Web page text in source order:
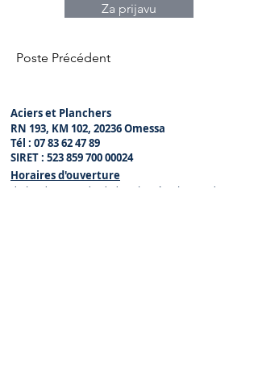
Za prijavu
Poste Précédent
Aciers et Planchers
RN 193, KM 102, 20236 Omessa
Tél : 07 83 62 47 89
SIRET : 523 859 700 00024
Horaires d'ouverture
du lundi au vendre
di de 08h00 à 12h00 et de